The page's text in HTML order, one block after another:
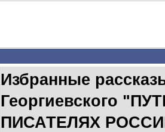
Избранные
Георгиевского
ПИСАТЕЛЯХ